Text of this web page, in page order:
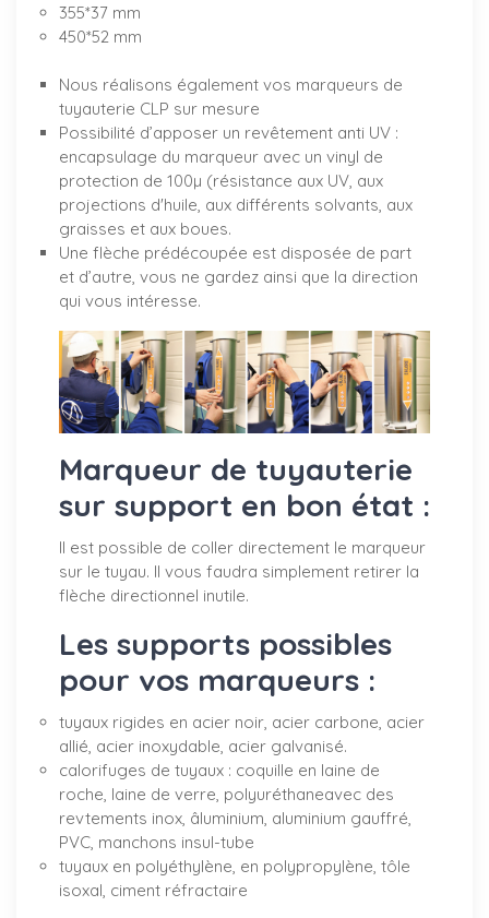
355*37 mm
450*52 mm
Nous réalisons également vos marqueurs de
tuyauterie CLP sur mesure
Possibilité d’apposer un revêtement anti UV :
encapsulage du marqueur avec un vinyl de
protection de 100µ (résistance aux UV, aux
projections d'huile, aux différents solvants, aux
graisses et aux boues.
Une flèche prédécoupée est disposée de part
et d’autre, vous ne gardez ainsi que la direction
qui vous intéresse.
Marqueur de tuyauterie
sur support en bon état :
Il est possible de coller directement le marqueur
sur le tuyau. Il vous faudra simplement retirer la
flèche directionnel inutile.
Les supports possibles
pour vos marqueurs :
tuyaux rigides en acier noir, acier carbone, acier
allié, acier inoxydable, acier galvanisé.
calorifuges de tuyaux : coquille en laine de
roche, laine de verre, polyuréthaneavec des
revtements inox, âluminium, aluminium gauffré,
PVC, manchons insul-tube
tuyaux en polyéthylène, en polypropylène, tôle
isoxal, ciment réfractaire